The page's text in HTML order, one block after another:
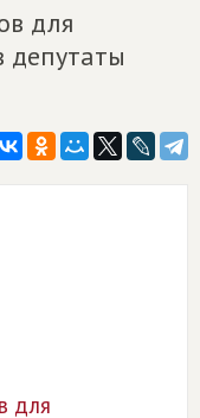
для
депутаты
для